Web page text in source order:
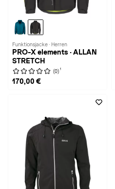
Funktionsjacke · Herren
PRO-X elements · ALLAN
STRETCH
(0) 1
170,00 €